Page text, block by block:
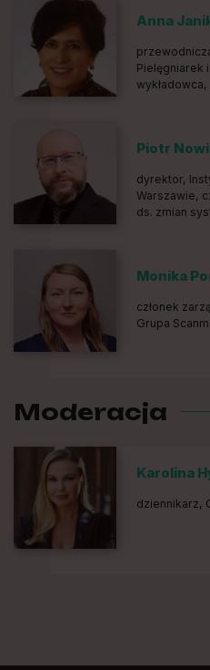
Anna
Pielęgniarek
Piotr
dyrektor,
Warszawie,
ds. zmian
Monika
członek
Grupa
Moderacja
Karolina
dziennikarz,